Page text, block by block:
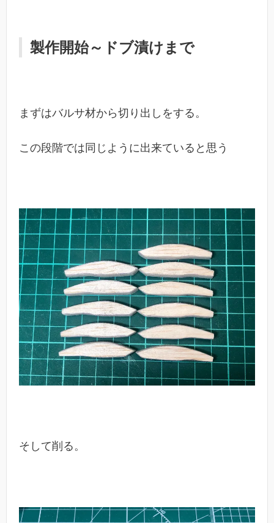
製作開始～ドブ漬けまで
まずはバルサ材から切り出しをする。
この段階では同じように出来ていると思う
そして削る。